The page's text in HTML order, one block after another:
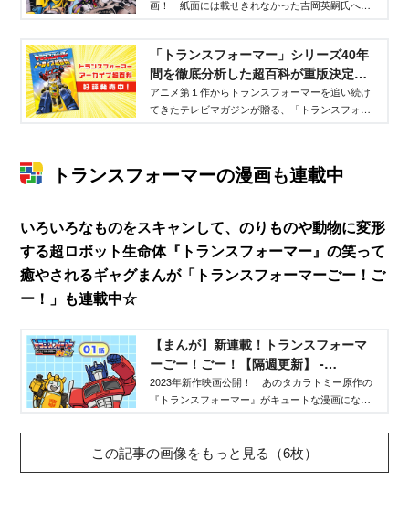
画！ 紙面には載せきれなかった吉岡英嗣氏への
す。要注目！
「トランスフォーマー」シリーズ40年
間を徹底分析した超百科が重版決定！ -
TELEMAGA.net｜講談社
アニメ第１作からトランスフォーマーを追い続け
てきたテレビマガジンが贈る、「トランスフォー
トランスフォーマーの漫画も連載中
いろいろなものをスキャンして、のりものや動物に変形
する超ロボット生命体『トランスフォーマー』の笑って
癒やされるギャグまんが「トランスフォーマーごー！ご
ー！」も連載中☆
【まんが】新連載！トランスフォーマ
ーごー！ごー！【隔週更新】 -
TELEMAGA.net｜講談社
2023年新作映画公開！ あのタカラトミー原作の
『トランスフォーマー』がキュートな漫画になり
けでなく、メガトロンなど悪役キャラも大活
躍！ 今後、15日、30日にアップされる予定で
この記事の画像をもっと見る（6枚）